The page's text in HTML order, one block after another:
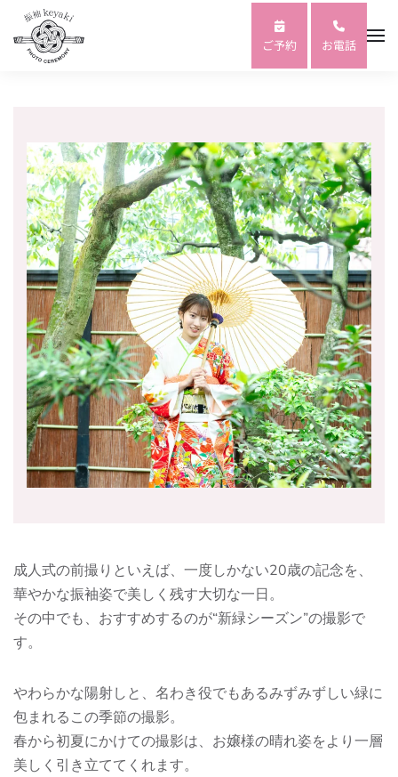
Skip to main content ご予約 お電話
成人式の前撮りといえば、一度しかない20歳の記念を、
華やかな振袖姿で美しく残す大切な一日。
その中でも、おすすめするのが“新緑シーズン”の撮影で
す。
やわらかな陽射しと、名わき役でもあるみずみずしい緑に
包まれるこの季節の撮影。
春から初夏にかけての撮影は、お嬢様の晴れ姿をより一層
美しく引き立ててくれます。